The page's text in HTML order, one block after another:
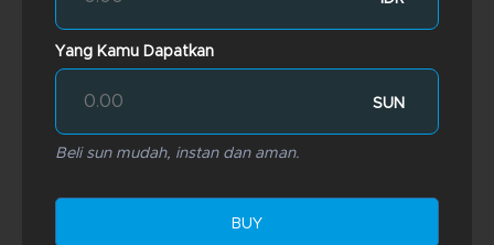
Yang Kamu Dapatkan
SUN
Beli sun mudah, instan dan aman.
BUY